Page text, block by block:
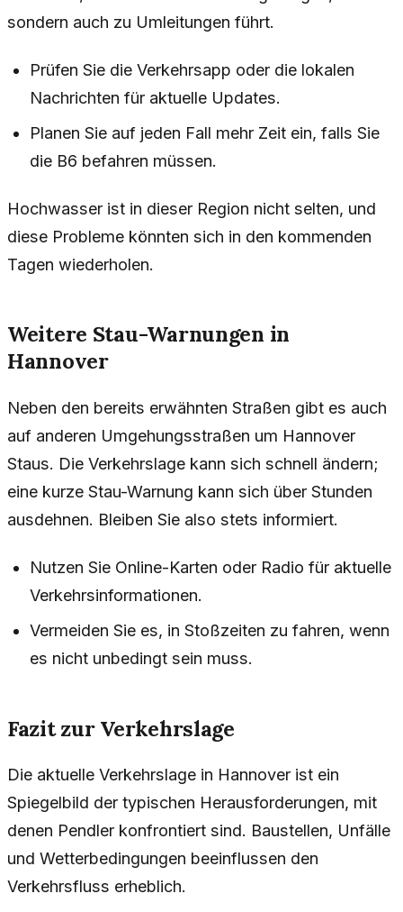
sondern auch zu Umleitungen führt.
Prüfen Sie die Verkehrsapp oder die lokalen
Nachrichten für aktuelle Updates.
Planen Sie auf jeden Fall mehr Zeit ein, falls Sie
die B6 befahren müssen.
Hochwasser ist in dieser Region nicht selten, und
diese Probleme könnten sich in den kommenden
Tagen wiederholen.
Weitere Stau-Warnungen in
Hannover
Neben den bereits erwähnten Straßen gibt es auch
auf anderen Umgehungsstraßen um Hannover
Staus. Die Verkehrslage kann sich schnell ändern;
eine kurze Stau-Warnung kann sich über Stunden
ausdehnen. Bleiben Sie also stets informiert.
Nutzen Sie Online-Karten oder Radio für aktuelle
Verkehrsinformationen.
Vermeiden Sie es, in Stoßzeiten zu fahren, wenn
es nicht unbedingt sein muss.
Fazit zur Verkehrslage
Die aktuelle Verkehrslage in Hannover ist ein
Spiegelbild der typischen Herausforderungen, mit
denen Pendler konfrontiert sind. Baustellen, Unfälle
und Wetterbedingungen beeinflussen den
Verkehrsfluss erheblich.